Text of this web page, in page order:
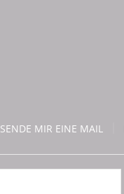
SENDE MIR EINE MAIL